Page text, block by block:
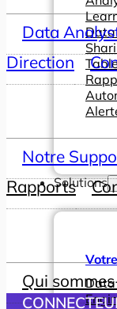
Solutions
Data
Direction
Notre
Rapports
Qui